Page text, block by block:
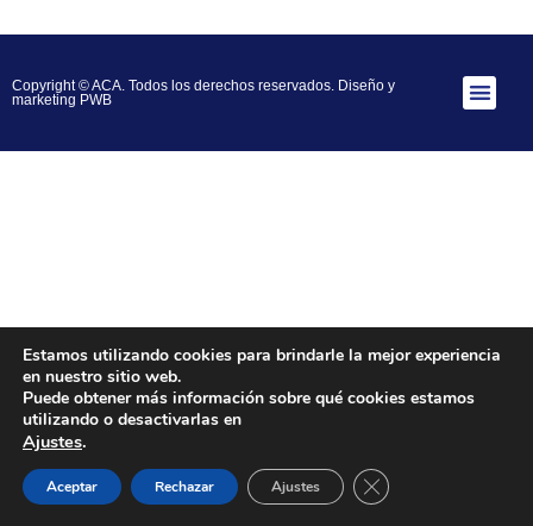
Copyright © ACA. Todos los derechos reservados. Diseño y
marketing PWB
Estamos utilizando cookies para brindarle la mejor experiencia
en nuestro sitio web.
Puede obtener más información sobre qué cookies estamos
utilizando o desactivarlas en
Ajustes.
Aceptar Rechazar Ajustes Close GDPR Cookie